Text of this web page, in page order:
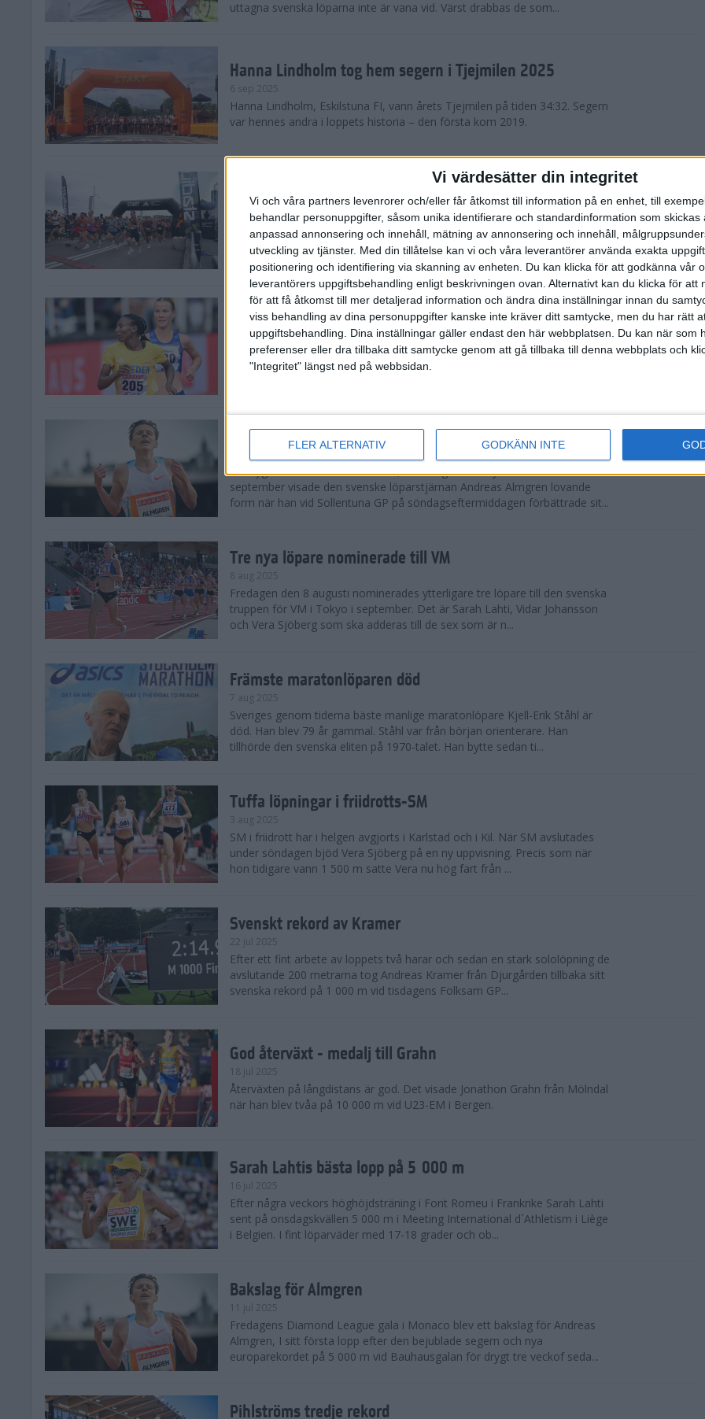
Vi värdesätter din integritet
Vi och våra partners levenrorer och/eller får åtkomst till information på en enhet, till
behandlar personuppgifter, såsom unika identifierare och standardinformation som skickas
anpassad annonsering och innehåll, mätning av annonsering och innehåll,
utveckling av tjänster. Med din tillåtelse kan vi och våra leverantörer använda exakta
positionering och identifiering via skanning av enheten. Du kan klicka för att godkänna vår
leverantörers uppgiftsbehandling enligt beskrivningen ovan. Alternativt kan du klicka för att
för att få åtkomst till mer detaljerad information och ändra dina inställningar innan du
viss behandling av dina personuppgifter kanske inte kräver ditt samtycke, men du har rätt
uppgiftsbehandling. Dina inställningar gäller endast den här webbplatsen. Du kan när som
preferenser eller dra tillbaka ditt samtycke genom att gå tillbaka till denna webbplats och
"Integritet" längst ned på webbsidan.
FLER ALTERNATIV GODKÄNN INTE
uttagna svenska löparna inte är vana vid. Värst drabbas de som...
Hanna Lindholm tog hem segern i Tjejmilen 2025
6 sep 2025
Hanna Lindholm, Eskilstuna FI, vann årets Tjejmilen på tiden 34:32. Segern
var hennes andra i loppets historia – den första kom 2019.
Snabbaste segertiden på 12 år i rekordstort adidas
Stockholm Halvmaraton
30 aug 2025
Ett slutsålt och rekordstort adidas Stockholm Halvmaraton avgjordes i
nästintill perfekt löparväder. 18 grader, mulet och väldigt lite vind. Totalt
var 19,866 löpare anmälda, varav 15,807 kom till sta...
Löparna viktiga när Sverige vann Finnkampen
26 aug 2025
Den hundrade upplagan av Finnkampen, världens äldsta och största
landskamp i friidrott, avgjordes inför fullsatta läktare på Stockholms
Svenskt rekord när Almgren testade VM-formen
En dryg månad före friidrotts-VM, som avgörs i Tokyo den 13-21
september visade den svenske löparstjärnan Andreas Almgren lovande
form när han vid Sollentuna GP på söndagseftermiddagen förbättrade sit...
Tre nya löpare nominerade till VM
8 aug 2025
Fredagen den 8 augusti nominerades ytterligare tre löpare till den svenska
truppen för VM i Tokyo i september. Det är Sarah Lahti, Vidar Johansson
och Vera Sjöberg som ska adderas till de sex som är n...
Främste maratonlöparen död
7 aug 2025
Sveriges genom tiderna bäste manlige maratonlöpare Kjell-Erik Ståhl är
död. Han blev 79 år gammal. Ståhl var från början orienterare. Han
tillhörde den svenska eliten på 1970-talet. Han bytte sedan ti...
Tuffa löpningar i friidrotts-SM
3 aug 2025
SM i friidrott har i helgen avgjorts i Karlstad och i Kil. När SM avslutades
under söndagen bjöd Vera Sjöberg på en ny uppvisning. Precis som när
hon tidigare vann 1 500 m satte Vera nu hög fart från ...
Svenskt rekord av Kramer
22 jul 2025
Efter ett fint arbete av loppets två harar och sedan en stark sololöpning de
avslutande 200 metrarna tog Andreas Kramer från Djurgården tillbaka sitt
svenska rekord på 1 000 m vid tisdagens Folksam GP...
God återväxt - medalj till Grahn
18 jul 2025
Återväxten på långdistans är god. Det visade Jonathon Grahn från Mölndal
när han blev tvåa på 10 000 m vid U23-EM i Bergen.
Sarah Lahtis bästa lopp på 5 000 m
16 jul 2025
Efter några veckors höghöjdsträning i Font Romeu i Frankrike Sarah Lahti
sent på onsdagskvällen 5 000 m i Meeting International d´Athletism i Liège
i Belgien. I fint löparväder med 17-18 grader och ob...
Bakslag för Almgren
11 jul 2025
Fredagens Diamond League gala i Monaco blev ett bakslag för Andreas
Almgren, I sitt första lopp efter den bejublade segern och nya
europarekordet på 5 000 m vid Bauhausgalan för drygt tre veckof seda...
Pihlströms tredje rekord